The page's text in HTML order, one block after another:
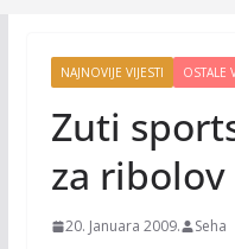
NAJNOVIJE VIJESTI OSTALE
Zuti
za ribolov
20. Januara 2009. Seha